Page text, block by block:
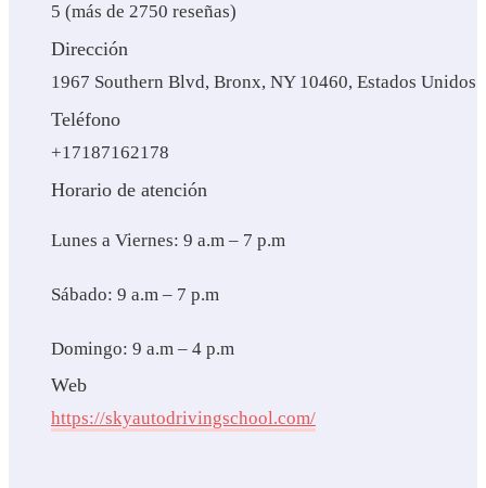
5 (más de 2750 reseñas)
Dirección
1967 Southern Blvd, Bronx, NY 10460, Estados Unidos
Teléfono
+17187162178
Horario de atención
Lunes a Viernes: 9 a.m – 7 p.m
Sábado: 9 a.m – 7 p.m
Domingo: 9 a.m – 4 p.m
Web
https://skyautodrivingschool.com/